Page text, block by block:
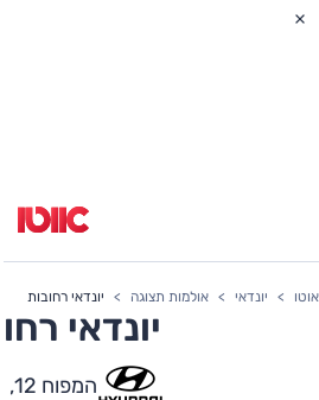
אוטו יונדאי אולמות תצוגה יונדאי רחובות
יונדאי
המפוח 12, רחובות